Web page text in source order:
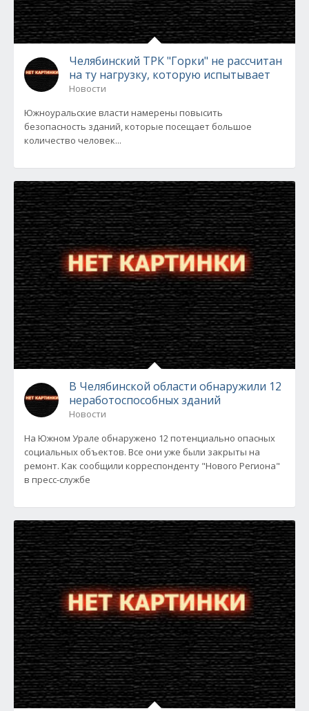
Челябинский ТРК "Горки" не рассчитан
на ту нагрузку, которую испытывает
Новости
Южноуральские власти намерены повысить
безопасность зданий, которые посещает большое
количество человек...
В Челябинской области обнаружили 12
неработоспособных зданий
Новости
На Южном Урале обнаружено 12 потенциально опасных
социальных объектов. Все они уже были закрыты на
ремонт. Как сообщили корреспонденту "Нового Региона"
в пресс-службе